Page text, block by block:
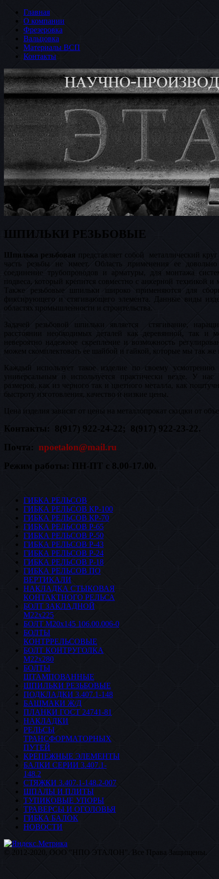
Главная
О компании
Фрезеровка
Вальцовка
Материалы ВСП
Контакты
ШПИЛЬКИ РЕЗЬБОВЫЕ
Шпилька резьбовая
представляет собой металлический
часть резьбы не имеет. Область применения ее
соединение трубопроводов и арматуры, для монтажа
подвеса, который крепится совместно с анкерной техникой
Также резьбовые шпильки широко применяются для
фиксирующего и стягивающего элемента. Данные виды
областях промышленности и строительства.
Задачей резьбовой шпильки является стягивание,
расстоянии необходимых деталей как деревянной, так и
невероятно надежное скрепление и возможность
можем скомплектовать ее шайбой и гайкой, которые мы так
Каждый использует такое изделие по своему
универсальным и используется практически везде. У
размеров, как из черного так и цветного металла, как
быстроту изготовления, качество и низкие цены.
Цена изделия зависят от цены на металлопрокат скидки от
Контакты: 8(917) 922-24-22; 8(917) 922-23-22.
Почта: npoetalon@mail.ru
Режим работы: ПН-ПТ с 8.00-17.00.
ГИБКА РЕЛЬСОВ
ГИБКА РЕЛЬСОВ КР-100
ГИБКА РЕЛЬСОВ КР-70
ГИБКА РЕЛЬСОВ Р-65
ГИБКА РЕЛЬСОВ Р-50
ГИБКА РЕЛЬСОВ Р-43
ГИБКА РЕЛЬСОВ Р-24
ГИБКА РЕЛЬСОВ Р-18
ГИБКА РЕЛЬСОВ ПО
ВЕРТИКАЛИ
НАКЛАДКА СТЫКОВАЯ
КОНТАКТНОГО РЕЛЬСА
БОЛТ ЗАКЛАДНОЙ
М22х225
БОЛТ М20х145 106.00.006-0
БОЛТЫ
КОНТРРЕЛЬСОВЫЕ
БОЛТ КОНТРУГОЛКА
М22х280
БОЛТЫ
ШТАМПОВАННЫЕ
ШПИЛЬКИ РЕЗЬБОВЫЕ
ПОДКЛАДКИ 3.407.1-148
БАШМАКИ Ж/Д
ПЛАНКИ ГОСТ 24741-81
НАКЛАДКИ
РЕЛЬСЫ
ТРАНСФОРМАТОРНЫХ
ПУТЕЙ
КРЕПЕЖНЫЕ ЭЛЕМЕНТЫ
БАЛКИ СЕРИИ 3.407.1-
148.2
СТЯЖКИ 3.407.1-148.2-007
ШПАЛЫ И ПЛИТЫ
ТУПИКОВЫЕ УПОРЫ
ТРАВЕРСЫ И ОГОЛОВЬЯ
ГИБКА БАЛОК
НОВОСТИ
© 2012-2020, ООО "НПО ЭТАЛОН". Все Права Защищены.